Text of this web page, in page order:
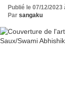
Publié le 07/12/2023
Par sangaku